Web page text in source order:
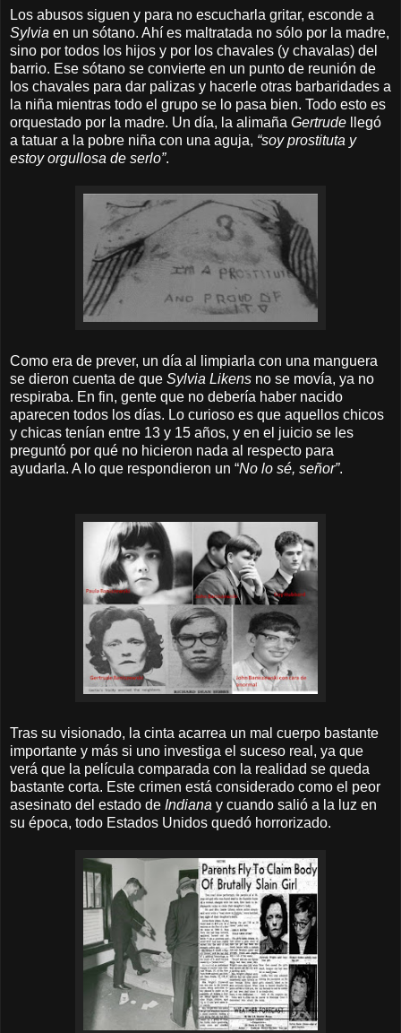
Los abusos siguen y para no escucharla gritar, esconde a
Sylvia en un sótano. Ahí es maltratada no sólo por la madre,
sino por todos los hijos y por los chavales (y chavalas) del
barrio. Ese sótano se convierte en un punto de reunión de
los chavales para dar palizas y hacerle otras barbaridades a
la niña mientras todo el grupo se lo pasa bien. Todo esto es
orquestado por la madre. Un día, la alimaña Gertrude llegó
a tatuar a la pobre niña con una aguja, “soy prostituta y
estoy orgullosa de serlo”.
Como era de prever, un día al limpiarla con una manguera
se dieron cuenta de que Sylvia Likens no se movía, ya no
respiraba. En fin, gente que no debería haber nacido
aparecen todos los días. Lo curioso es que aquellos chicos
y chicas tenían entre 13 y 15 años, y en el juicio se les
preguntó por qué no hicieron nada al respecto para
ayudarla. A lo que respondieron un “No lo sé, señor”.
Tras su visionado, l a cinta acarrea un mal cuerpo bastante
importante y más si uno investiga el suceso real, ya que
verá que la película comparada con la realidad se queda
bastante corta. Este crimen está considerado como el peor
asesinato del estado de Indiana y cuando salió a la luz en
su época, todo Estados Unidos quedó horrorizado.